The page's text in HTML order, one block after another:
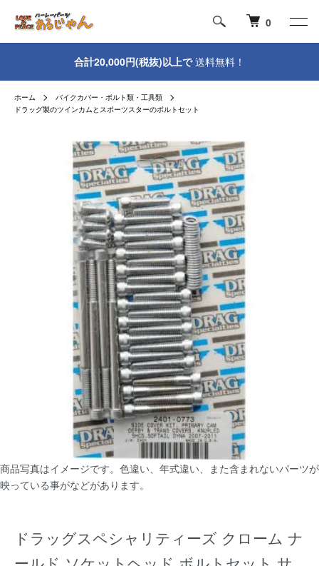
0
合計20,000円(税抜)以上で送料無料！
ホーム
バイクカバー・ボルト類・工具類
ドラッグ製のツインカムとスポーツスターのボルトセット
商品写真はイメージです。色違い、年式違い、また含まれないパーツが
映っている事がなどがあります。
ドラッグスペシャリティーズ クローム ナ